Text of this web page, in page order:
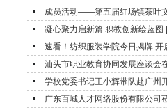
成员活动——第五届红场镇茶叶
凝心聚力启新篇 职教创新绘蓝
速看！纺织服装学院今日揭牌 开
汕头市职业教育协同发展座谈会
学校党委书记王小辉带队赴广州
广东百城人才网络股份有限公司